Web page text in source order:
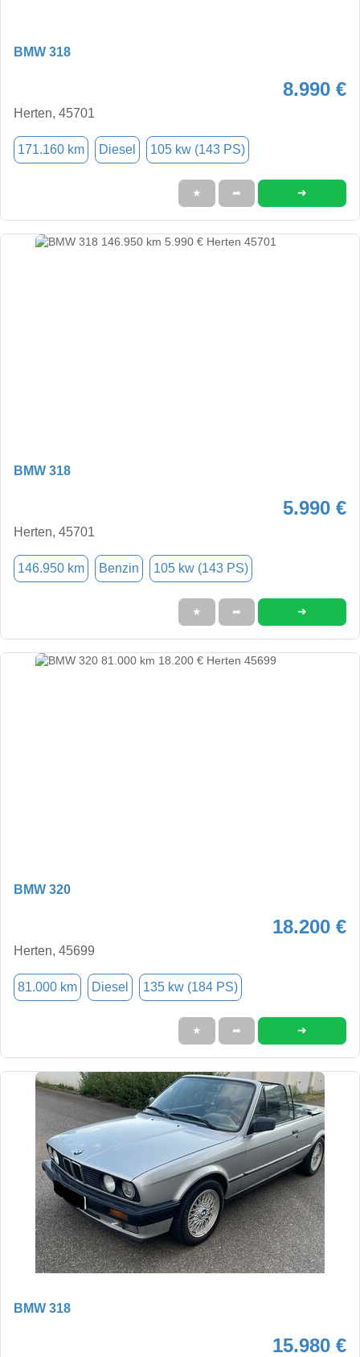
BMW 318
8.990 €
Herten, 45701
171.160 km Diesel 105 kw (143 PS)
★ ➦ ➜
BMW 318
5.990 €
Herten, 45701
146.950 km Benzin 105 kw (143 PS)
★ ➦ ➜
BMW 320
18.200 €
Herten, 45699
81.000 km Diesel 135 kw (184 PS)
★ ➦ ➜
BMW 318
15.980 €